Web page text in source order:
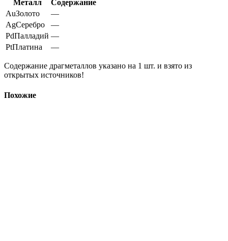
Металл
Содержание
AuЗолото
—
AgСеребро
—
PdПалладий —
PtПлатина —
Содержание драгметаллов указано на 1 шт. и взято из
открытых источников!
Похожие